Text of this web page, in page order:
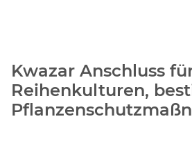
Kwazar Anschluss
Reihenkulturen,